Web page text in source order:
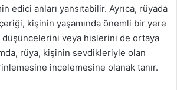
edici anları yansıtabilir. Ayrıca, rüyada
kişinin yaşamında önemli bir yere
veya hislerini de ortaya
rüya, kişinin sevdikleriyle olan
incelemesine olanak tanır.